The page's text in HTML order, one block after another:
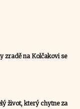
zradě na Kolčakovi se
život, který chytne za